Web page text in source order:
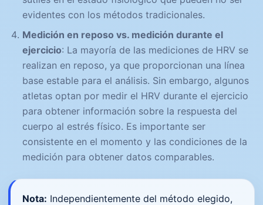
evidentes con los métodos tradicionales.
Medición en reposo vs. medición durante el
ejercicio: La mayoría de las mediciones de HRV se
realizan en reposo, ya que proporcionan una línea
base estable para el análisis. Sin embargo, algunos
atletas optan por medir el HRV durante el ejercicio
para obtener información sobre la respuesta del
cuerpo al estrés físico. Es importante ser
consistente en el momento y las condiciones de la
medición para obtener datos comparables.
Nota: Independientemente del método elegido,